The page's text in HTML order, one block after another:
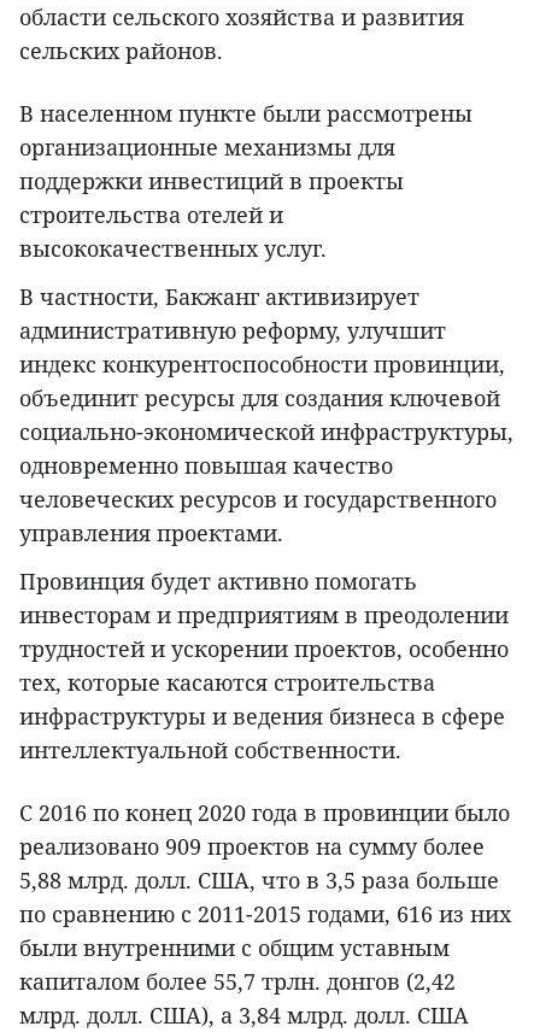
области сельского хозяйства и развития
сельских районов.
В населенном пункте были рассмотрены
организационные механизмы для
поддержки инвестиций в проекты
строительства отелей и
высококачественных услуг.
В частности, Бакжанг активизирует
административную реформу, улучшит
индекс конкурентоспособности провинции,
объединит ресурсы для создания ключевой
социально-экономической инфраструктуры,
одновременно повышая качество
человеческих ресурсов и государственного
управления проектами.
Провинция будет активно помогать
инвесторам и предприятиям в преодолении
трудностей и ускорении проектов, особенно
тех, которые касаются строительства
инфраструктуры и ведения бизнеса в сфере
интеллектуальной собственности.
С 2016 по конец 2020 года в провинции было
реализовано 909 проектов на сумму более
5,88 млрд. долл. США, что в 3,5 раза больше
по сравнению с 2011-2015 годами, 616 из них
были внутренними с общим уставным
капиталом более 55,7 трлн. донгов (2,42
млрд. долл. США), а 3,84 млрд. долл. США